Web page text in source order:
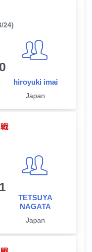
24)
0
hiroyuki imai
Japan
1
TETSUYA
NAGATA
Japan